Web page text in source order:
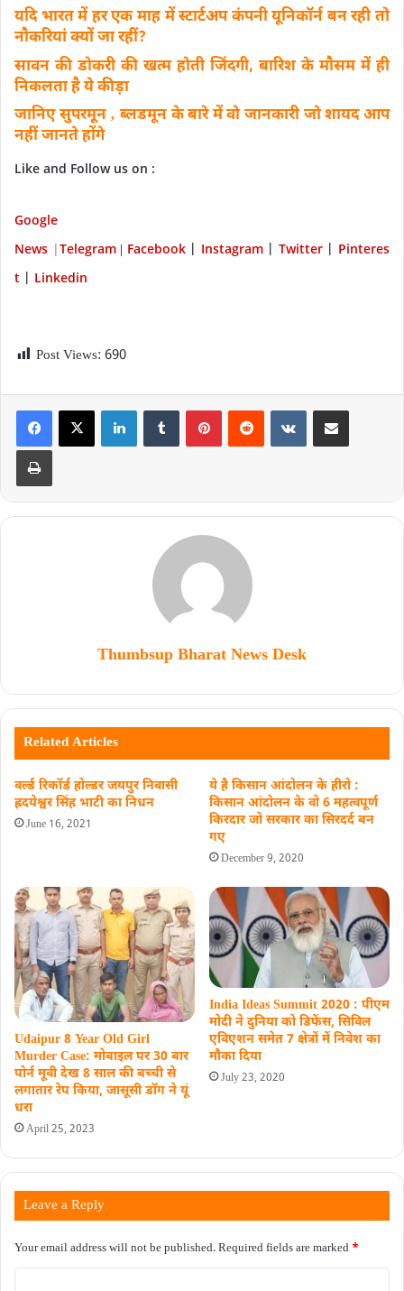
यदि भारत में हर एक माह में स्टार्टअप कंपनी यूनिकॉर्न बन रही तो
नौकरियां क्यों जा रहीं?
सावन की डोकरी की खत्म होती जिंदगी, बारिश के मौसम में ही
निकलता है ये कीड़ा
जानिए सुपरमून ‚ ब्लडमून के बारे में वो जानकारी जो शायद आप
नहीं जानते होंगे
Like and Follow us on :
Google
News |Telegram | Facebook| Instagram| Twitter| Pinteres
t
Linkedin
Post Views: 690
Thumbsup Bharat News Desk
Related Articles
वर्ल्ड रिकॉर्ड होल्डर जयपुर निवासी
ह्रदयेश्वर सिंह भाटी का निधन
June 16, 2021
ये है किसान आंदोलन के हीरो :
किसान आंदोलन के वो 6 महत्वपूर्ण
किरदार जो सरकार का सिरदर्द बन
गए
December 9, 2020
Udaipur 8 Year Old Girl
Murder Case: मोबाइल पर 30 बार
पोर्न मूवी देख 8 साल की बच्‍ची से
लगातार रेप किया, जासूसी डॉग ने यूं
धरा
April 25, 2023
India Ideas Summit 2020 : पीएम
मोदी ने दुनिया को डिफेंस, सिविल
एविएशन समेत 7 क्षेत्रों में निवेश का
मौका दिया
July 23, 2020
Leave a Reply
Your email address will not be published.Required fields are marked *